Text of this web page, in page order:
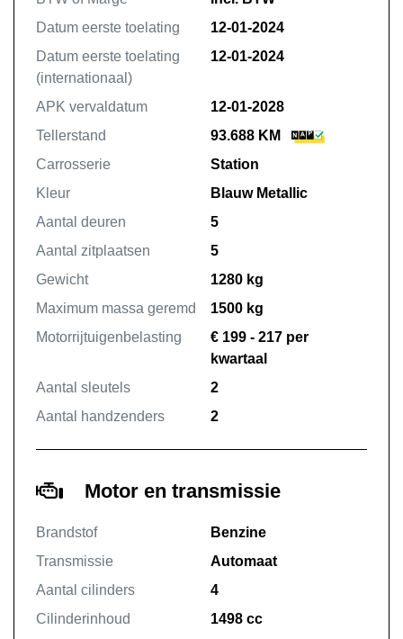
Datum eerste toelating
12-01-2024
Datum eerste toelating
(internationaal)
12-01-2024
APK vervaldatum
12-01-2028
Tellerstand
93.688 KM
Carrosserie
Station
Kleur
Blauw Metallic
Aantal deuren
5
Aantal zitplaatsen
5
Gewicht
1280 kg
Maximum massa geremd
1500 kg
Motorrijtuigenbelasting
€ 199 - 217 per
kwartaal
Aantal sleutels
2
Aantal handzenders
2
Motor en transmissie
Brandstof
Benzine
Transmissie
Automaat
Aantal cilinders
4
Cilinderinhoud
1498 cc